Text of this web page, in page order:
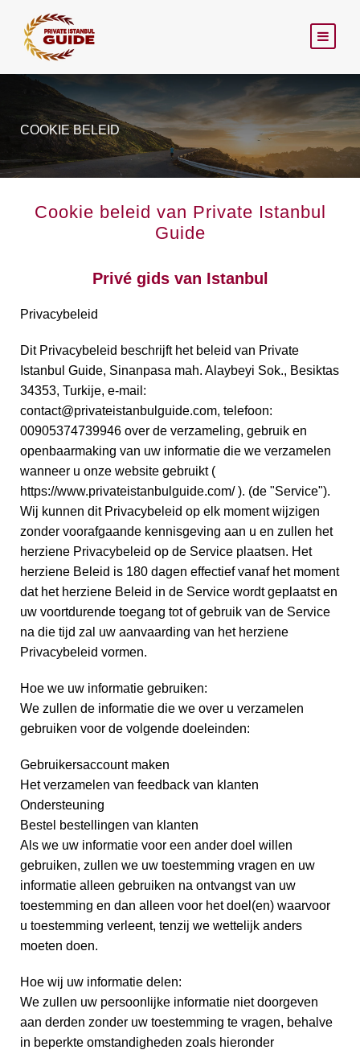
COOKIE BELEID
Cookie beleid van Private Istanbul
Guide
Privé gids van Istanbul
Privacybeleid
Dit Privacybeleid beschrijft het beleid van Private
Istanbul Guide, Sinanpasa mah. Alaybeyi Sok., Besiktas
34353, Turkije, e-mail:
contact@privateistanbulguide.com, telefoon:
00905374739946 over de verzameling, gebruik en
openbaarmaking van uw informatie die we verzamelen
wanneer u onze website gebruikt (
https://www.privateistanbulguide.com/ ). (de "Service").
Wij kunnen dit Privacybeleid op elk moment wijzigen
zonder voorafgaande kennisgeving aan u en zullen het
herziene Privacybeleid op de Service plaatsen. Het
herziene Beleid is 180 dagen effectief vanaf het moment
dat het herziene Beleid in de Service wordt geplaatst en
uw voortdurende toegang tot of gebruik van de Service
na die tijd zal uw aanvaarding van het herziene
Privacybeleid vormen.
Hoe we uw informatie gebruiken:
We zullen de informatie die we over u verzamelen
gebruiken voor de volgende doeleinden:
Gebruikersaccount maken
Het verzamelen van feedback van klanten
Ondersteuning
Bestel bestellingen van klanten
Als we uw informatie voor een ander doel willen
gebruiken, zullen we uw toestemming vragen en uw
informatie alleen gebruiken na ontvangst van uw
toestemming en dan alleen voor het doel(en) waarvoor
u toestemming verleent, tenzij we wettelijk anders
moeten doen.
Hoe wij uw informatie delen:
We zullen uw persoonlijke informatie niet doorgeven
aan derden zonder uw toestemming te vragen, behalve
in beperkte omstandigheden zoals hieronder